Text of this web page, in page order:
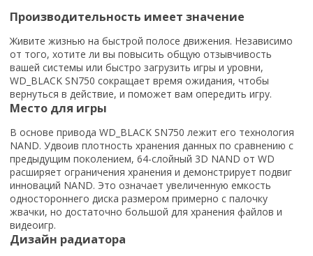
Производительность имеет значение
Живите жизнью на быстрой полосе движения. Независимо
от того, хотите ли вы повысить общую отзывчивость
вашей системы или быстро загрузить игры и уровни,
WD_BLACK SN750 сокращает время ожидания, чтобы
вернуться в действие, и поможет вам опередить игру.
Место для игры
В основе привода WD_BLACK SN750 лежит его технология
NAND. Удвоив плотность хранения данных по сравнению с
предыдущим поколением, 64-слойный 3D NAND от WD
расширяет ограничения хранения и демонстрирует подвиг
инноваций NAND. Это означает увеличенную емкость
одностороннего диска размером примерно с палочку
жвачки, но достаточно большой для хранения файлов и
видеоигр.
Дизайн радиатора